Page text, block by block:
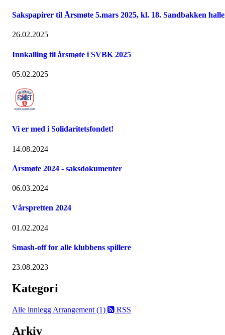
Sakspapirer til Årsmøte 5.mars 2025, kl. 18. Sandbakken
26.02.2025
Innkalling til årsmøte i SVBK 2025
05.02.2025
Vi er med i Solidaritetsfondet!
14.08.2024
Årsmøte 2024 - saksdokumenter
06.03.2024
Vårspretten 2024
01.02.2024
Smash-off for alle klubbens spillere
23.08.2023
Kategori
Alle innlegg Arrangement (1) RSS
Arkiv